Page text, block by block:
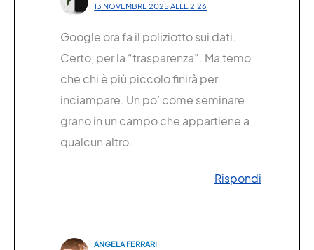
13 NOVEMBRE 2025 ALLE 2:26
Google ora fa il poliziotto sui dati.
Certo, per la “trasparenza”. Ma temo
che chi è più piccolo finirà per
inciampare. Un po’ come seminare
grano in un campo che appartiene a
qualcun altro.
Rispondi
ANGELA FERRARI